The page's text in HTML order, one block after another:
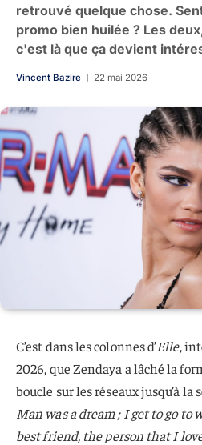
retrouvé quelque chose.
promo bien huilée ? Les
c'est là que ça devient
Vincent Bazire 22 mai 2026
C’est dans les colonnes d’Elle,
2026, que Zendaya a lâché la
boucle sur les réseaux jusqu’à la
Man was a dream ; I get to go to
best friend, the person that I